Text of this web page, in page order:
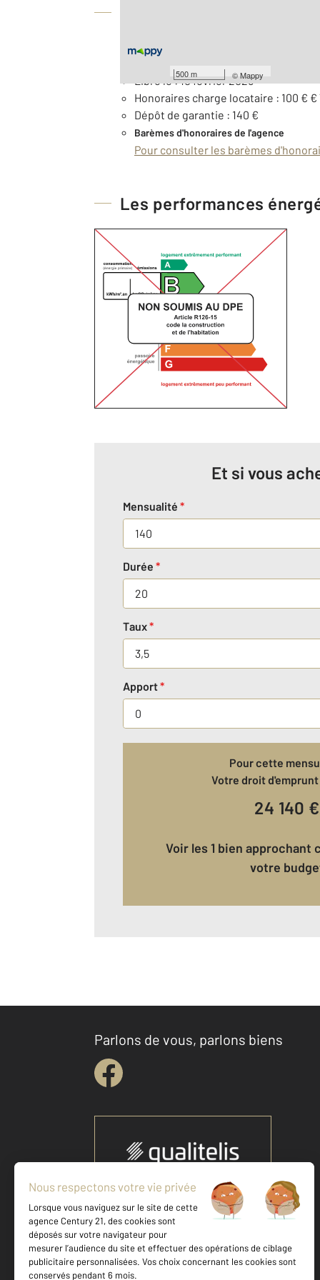
500 m ©Mappy
Loyer de base : 90 € par mois
Libre le : 10 février 2026
Honoraires charge locataire : 100 € €
Dépôt de garantie : 140 €
Barèmes d'honoraires de l'agence
Pour consulter les barèmes
Les performances
Et si vous
Mensualité *
Durée *
Taux*
Apport*
Pour cette
Votre droit d'emprunt
24 140 €
Voir les 1 bien approchant correspondant à
votre
Parlons de vous, parlons biens
Votre agence est notée
Achat
Vente
9,2/10
Location
8,2/10